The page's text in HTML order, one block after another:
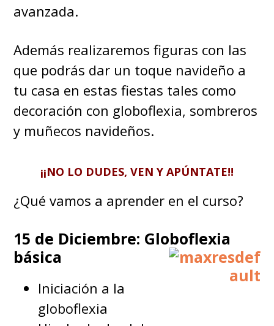
avanzada.
Además realizaremos figuras con las
que podrás dar un toque navideño a
tu casa en estas fiestas tales como
decoración con globoflexia, sombreros
y muñecos navideños.
¡¡NO LO DUDES, VEN Y APÚNTATE!!
¿Qué vamos a aprender en el curso?
15 de Diciembre: Globoflexia
básica
Iniciación a la
globoflexia